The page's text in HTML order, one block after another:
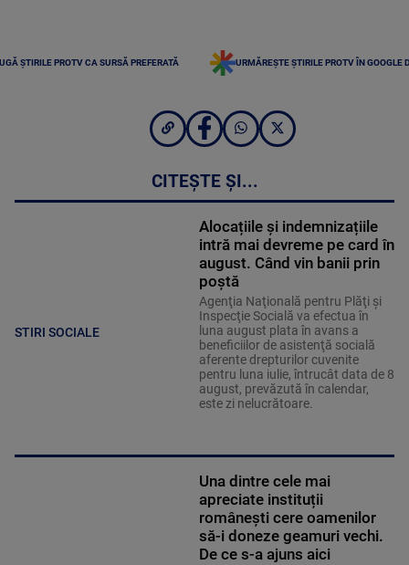
ȘTIRILE PROTV CA SURSĂ PREFERATĂ URMĂREȘTE ȘTIRILE PROTV ÎN GOOGLE
CITEȘTE ȘI...
STIRI SOCIALE
Alocațiile și indemnizațiile
intră mai devreme pe card în
august. Când vin banii prin
poștă
Agenţia Naţională pentru Plăţi şi
Inspecţie Socială va efectua în
luna august plata în avans a
beneficiilor de asistenţă socială
aferente drepturilor cuvenite
pentru luna iulie, întrucât data de 8
august, prevăzută în calendar,
este zi nelucrătoare.
Una dintre cele mai
apreciate instituții
românești cere oamenilor
să-i doneze geamuri vechi.
De ce s-a ajuns aici